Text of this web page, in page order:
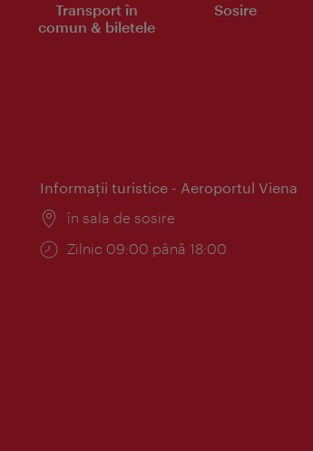
Transport în
comun & biletele
Sosire
Informaţii turistice - Aeroportul Viena
Locul:
în sala de sosire
Program:
Zilnic 09:00 până 18:00